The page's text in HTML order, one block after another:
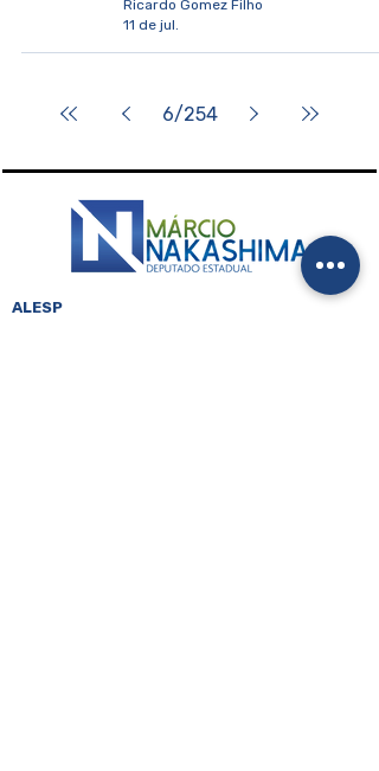
Ricardo Gomez Filho
11 de jul.
6/254
ALESP